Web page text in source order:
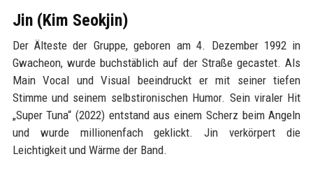
Jin (Kim Seokjin)
Der Älteste der Gruppe, geboren am 4. Dezember 1992 in
Gwacheon, wurde buchstäblich auf der Straße gecastet. Als
Main Vocal und Visual beeindruckt er mit seiner tiefen
Stimme und seinem selbstironischen Humor. Sein viraler Hit
„Super Tuna“ (2022) entstand aus einem Scherz beim Angeln
und wurde millionenfach geklickt. Jin verkörpert die
Leichtigkeit und Wärme der Band.